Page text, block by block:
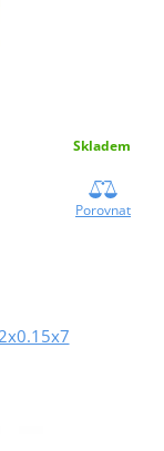
Skladem
Porovnat